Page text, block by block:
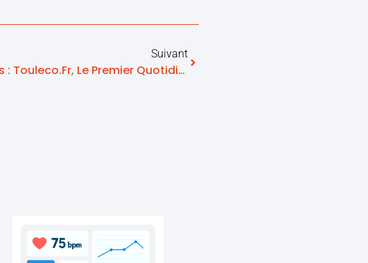
Suivant
Ils Parlent De Nous : Touleco.fr, Le Premier Quotidien De L’économie Toulousaine